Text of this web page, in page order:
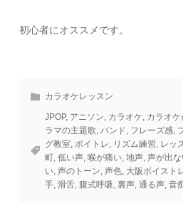
初心者にオススメです。
カラオケレッスン
JPOP, アニソン, カラオケ, カラオ
ラマの主題歌,バンド, フレーズ感,
グ教室,ボイトレ, リズム練習, レッ
町,低い声,喉が痛い,地声,声が出
い,声のトーン,声色, 大阪ボイスト
手,滑舌, 腹式呼吸,裏声,通る声,音